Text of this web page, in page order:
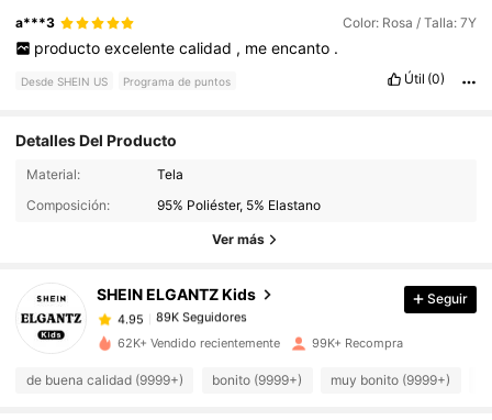
a***3 Color: Rosa / Talla: 7Y
producto excelente calidad , me encanto .
Desde SHEIN US Programa de puntos Útil (0)
Detalles Del Producto
Material:
Tela
Composición:
95% Poliéster, 5% Elastano
Ver más
SHEIN ELGANTZ Kids
89K Seguidores
89K Seguidores
j***4 pagóHace 1 día
4.95 89K Seguidores
Seguir
62K+ Vendido recientemente 99K+ Recompra
de buena calidad (9999+) bonito (9999+) muy bonito (9999+)